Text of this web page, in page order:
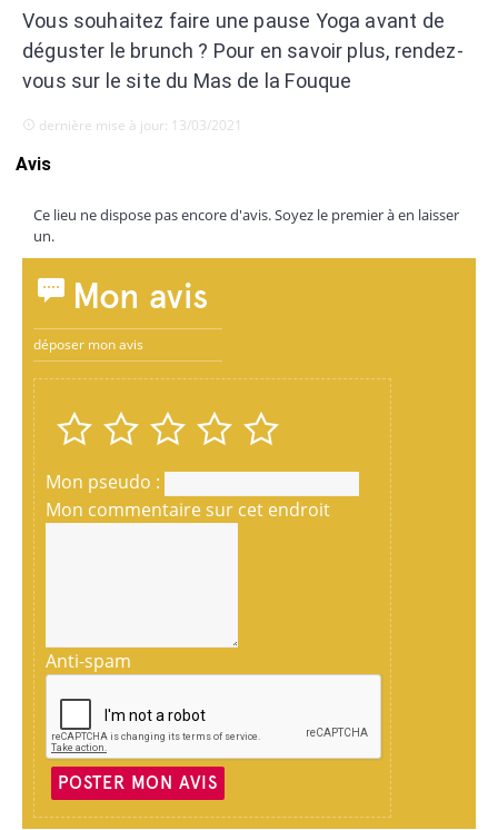
Vous souhaitez faire une pause Yoga avant de
déguster le brunch ? Pour en savoir plus, rendez-
vous sur le site du Mas de la Fouque
dernière mise à jour: 13/03/2021
Avis
Ce lieu ne dispose pas encore d'avis. Soyez le premier à en laisser
un.
Mon avis
déposer mon avis
Mon pseudo :
Mon commentaire sur cet endroit
Anti-spam
POSTER MON AVIS